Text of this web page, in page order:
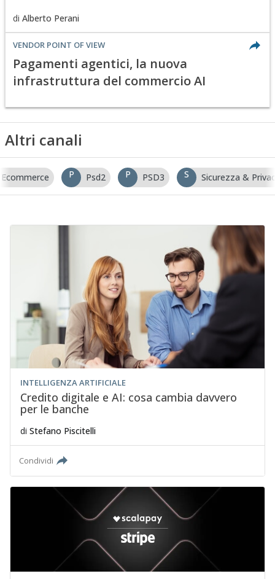
di Alberto Perani
VENDOR POINT OF VIEW
Pagamenti agentici, la nuova
infrastruttura del commercio AI
Altri canali
Ecommerce P Psd2 P PSD3 S Sicurezza &
INTELLIGENZA ARTIFICIALE
Credito digitale e AI: cosa cambia davvero
per le banche
di Stefano Piscitelli
Condividi